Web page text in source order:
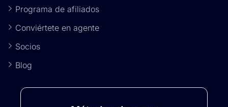
Programa de afiliados
Conviértete en agente
Socios
Blog